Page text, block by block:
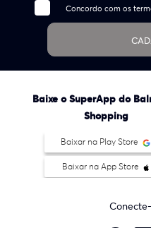
Concordo com os
Baixe o SuperApp do
Shopping
Baixar na Play Store
Baixar na App Store